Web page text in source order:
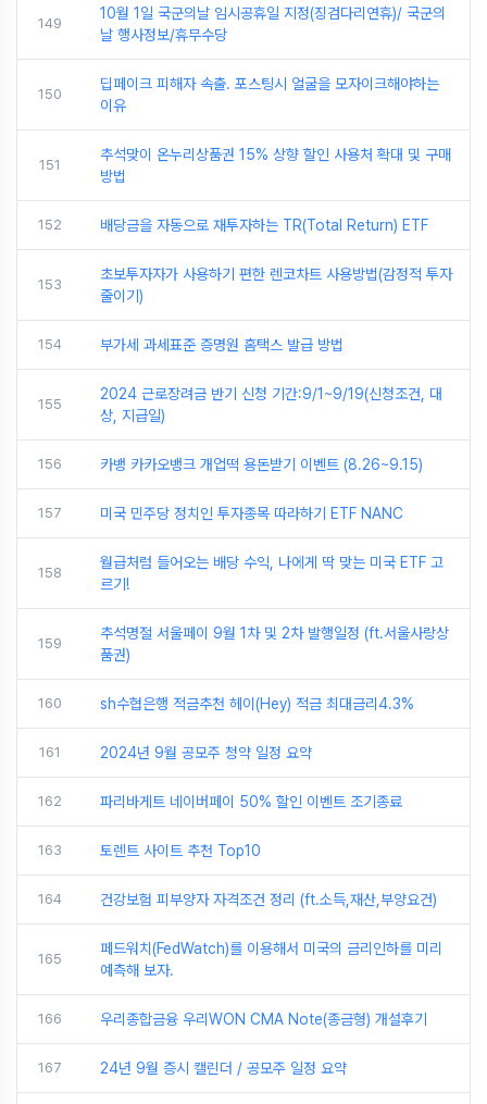
149
10월 1일 국군의날 임시공휴일 지정(징검다리연휴)/ 국군의
날 행사정보/휴무수당
150
딥페이크 피해자 속출. 포스팅시 얼굴을 모자이크해야하는
이유
151
추석맞이 온누리상품권 15% 상향 할인 사용처 확대 및 구매
방법
152 배당금을 자동으로 재투자하는 TR(Total Return) ETF
153
초보투자자가 사용하기 편한 렌코차트 사용방법(감정적 투자
줄이기)
154 부가세 과세표준 증명원 홈택스 발급 방법
155
2024 근로장려금 반기 신청 기간:9/1~9/19(신청조건, 대
상, 지급일)
156 카뱅 카카오뱅크 개업떡 용돈받기 이벤트 (8.26~9.15)
157 미국 민주당 정치인 투자종목 따라하기 ETF NANC
158
월급처럼 들어오는 배당 수익, 나에게 딱 맞는 미국 ETF 고
르기!
159
추석명절 서울페이 9월 1차 및 2차 발행일정 (ft.서울사랑상
품권)
160 sh수협은행 적금추천 헤이(Hey) 적금 최대금리4.3%
161 2024년 9월 공모주 청약 일정 요약
162 파리바게트 네이버페이 50% 할인 이벤트 조기종료
163 토렌트 사이트 추천 Top10
164 건강보험 피부양자 자격조건 정리 (ft.소득,재산,부양요건)
165
페드워치(FedWatch)를 이용해서 미국의 금리인하를 미리
예측해 보자.
166 우리종합금융 우리WON CMA Note(종금형) 개설후기
167 24년 9월 증시 캘린더 / 공모주 일정 요약